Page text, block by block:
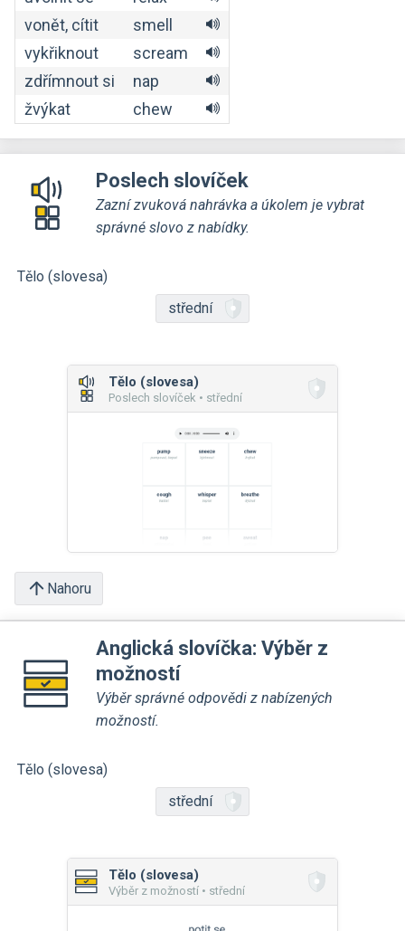
vonět, cítit
smell
vykřiknout
scream
zdřímnout si
nap
žvýkat
chew
Poslech slovíček
Zazní zvuková nahrávka a úkolem je vybrat
správné slovo z nabídky.
Tělo (slovesa)
střední
Tělo (slovesa)
Poslech slovíček • střední
Nahoru
Anglická slovíčka: Výběr z
možností
Výběr správné odpovědi z nabízených
možností.
Tělo (slovesa)
střední
Tělo (slovesa)
Výběr z možností • střední